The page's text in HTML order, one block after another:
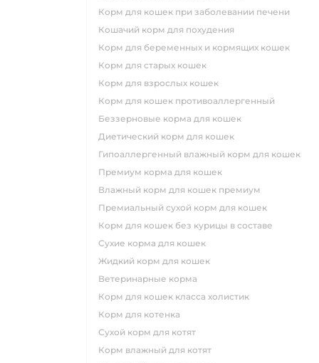
корм для кошек при заболевании печени
кошачий корм для похудения
корм для беременных и кормящих кошек
корм для старых кошек
корм для взрослых кошек
корм для кошек противоаллергенный
беззерновые корма для кошек
диетический корм для кошек
гипоаллергенный влажный корм для кошек
премиум корма для кошек
влажный корм для кошек премиум
премиальный сухой корм для кошек
корм для кошек без курицы в составе
сухие корма для кошек
жидкий корм для кошек
ветеринарные корма
корм для кошек класса холистик
корм для котенка
сухой корм для котят
корм влажный для котят